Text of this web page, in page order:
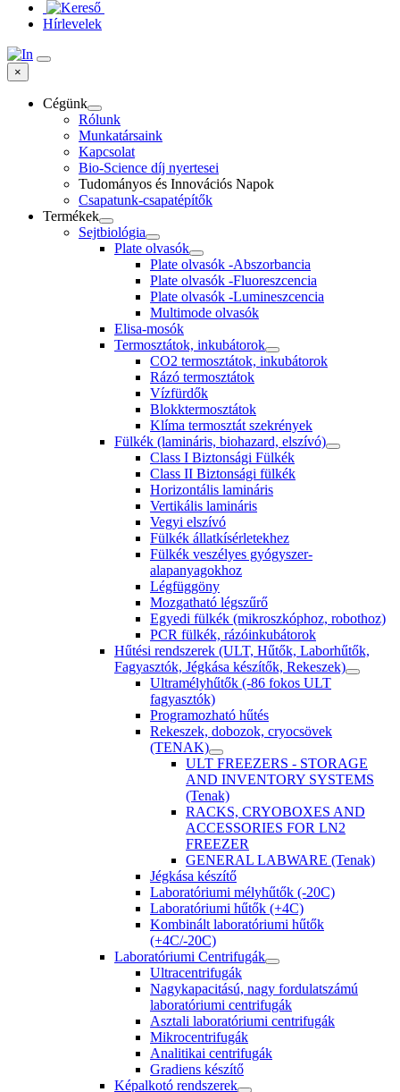
Hírlevelek
×
Cégünk
Rólunk
Munkatársaink
Kapcsolat
Bio-Science díj nyertesei
Tudományos és Innovációs Napok
Csapatunk-csapatépítők
Termékek
Sejtbiológia
Plate olvasók
Plate olvasók -Abszorbancia
Plate olvasók -Fluoreszcencia
Plate olvasók -Lumineszcencia
Multimode olvasók
Elisa-mosók
Termosztátok, inkubátorok
CO2 termosztátok, inkubátorok
Rázó termosztátok
Vízfürdők
Blokktermosztátok
Klíma termosztát szekrények
Fülkék (lamináris, biohazard, elszívó)
Class I Biztonsági Fülkék
Class II Biztonsági fülkék
Horizontális lamináris
Vertikális lamináris
Vegyi elszívó
Fülkék állatkísérletekhez
Fülkék veszélyes gyógyszer-
alapanyagokhoz
Légfüggöny
Mozgatható légszűrő
Egyedi fülkék (mikroszkóphoz, robothoz)
PCR fülkék, rázóinkubátorok
Hűtési rendszerek (ULT, Hűtők, Laborhűtők,
Fagyasztók, Jégkása készítők, Rekeszek)
Ultramélyhűtők (-86 fokos ULT
fagyasztók)
Programozható hűtés
Rekeszek, dobozok, cryocsövek
(TENAK)
ULT FREEZERS - STORAGE
AND INVENTORY SYSTEMS
(Tenak)
RACKS, CRYOBOXES AND
ACCESSORIES FOR LN2
FREEZER
GENERAL LABWARE (Tenak)
Jégkása készítő
Laboratóriumi mélyhűtők (-20C)
Laboratóriumi hűtők (+4C)
Kombinált laboratóriumi hűtők
(+4C/-20C)
Laboratóriumi Centrifugák
Ultracentrifugák
Nagykapacitású, nagy fordulatszámú
laboratóriumi centrifugák
Asztali laboratóriumi centrifugák
Mikrocentrifugák
Analitikai centrifugák
Gradiens készítő
Képalkotó rendszerek